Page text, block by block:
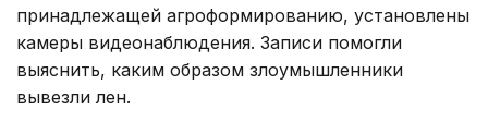
принадлежащей агроформированию, установлены
камеры видеонаблюдения. Записи помогли
выяснить, каким образом злоумышленники
вывезли лен.